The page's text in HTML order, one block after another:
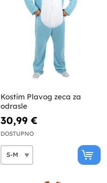
Kostim Plavog zeca za
odrasle
30,99 €
DOSTUPNO